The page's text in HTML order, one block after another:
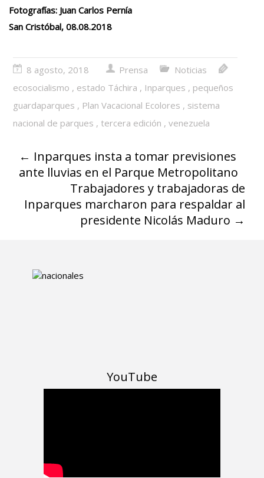
Fotografías: Juan Carlos Pernía
San Cristóbal, 08.08.2018
8 agosto, 2018 Prensa
Noticias
ecosocialismo , estado Táchira , Inparques , pequeños
guardaparques , Plan Vacacional Ecolores , sistema
nacional de parques , tercera edición ,venezuela
← Inparques insta a tomar previsiones
ante lluvias en el Parque Metropolitano
Trabajadores y trabajadoras de
Inparques marcharon para respaldar al
presidente Nicolás Maduro →
YouTube